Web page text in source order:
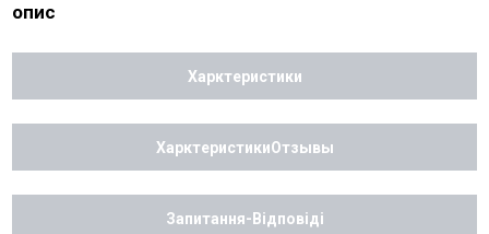
опис
Харктеристики
ХарктеристикиОтзывы
Запитання-Відповіді